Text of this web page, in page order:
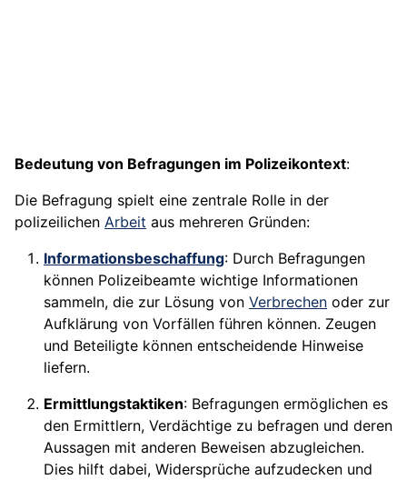
Bedeutung von Befragungen im Polizeikontext:
Die Befragung spielt eine zentrale Rolle in der
polizeilichen Arbeit aus mehreren Gründen:
Informationsbeschaffung: Durch Befragungen
können Polizeibeamte wichtige Informationen
sammeln, die zur Lösung von Verbrechen oder zur
Aufklärung von Vorfällen führen können. Zeugen
und Beteiligte können entscheidende Hinweise
liefern.
Ermittlungstaktiken: Befragungen ermöglichen es
den Ermittlern, Verdächtige zu befragen und deren
Aussagen mit anderen Beweisen abzugleichen.
Dies hilft dabei, Widersprüche aufzudecken und